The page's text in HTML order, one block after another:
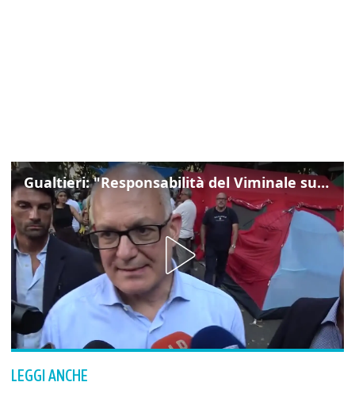
Gualtieri: "Responsabilità del Viminale su Spin Time? La posizione dei partiti è nota"
LEGGI ANCHE